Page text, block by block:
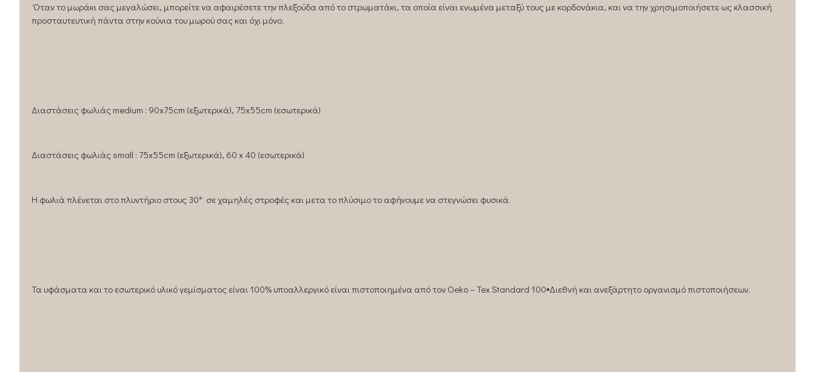
Όταν το μωράκι σας μεγαλώσει, μπορείτε να αφαιρέσετε την πλεξούδα από το στρωματάκι, τα οποία είναι ενωμένα μεταξύ τους με κορδονάκια, και να την χρησιμοποιήσετε ως κλασσική
προσταυτευτική πάντα στην κούνια του μωρού σας και όχι μόνο.
Διαστάσεις φωλιάς medium : 90x75cm (εξωτερικά), 75x55cm (εσωτερικά)
Διαστάσεις φωλιάς small : 75x55cm (εξωτερικά), 60 x 40 (εσωτερικά)
Η φωλιά πλένεται στο πλυντήριο στους 30° σε χαμηλές στροφές και μετα το πλύσιμο το αφήνουμε να στεγνώσει φυσικά.
Τα υφάσματα και το εσωτερικό υλικό γεμίσματος είναι 100% υποαλλεργικό είναι πιστοποιημένα από τον Oeko – Tex Standard 100▪️Διεθνή και ανεξάρτητο οργανισμό πιστοποιήσεων.